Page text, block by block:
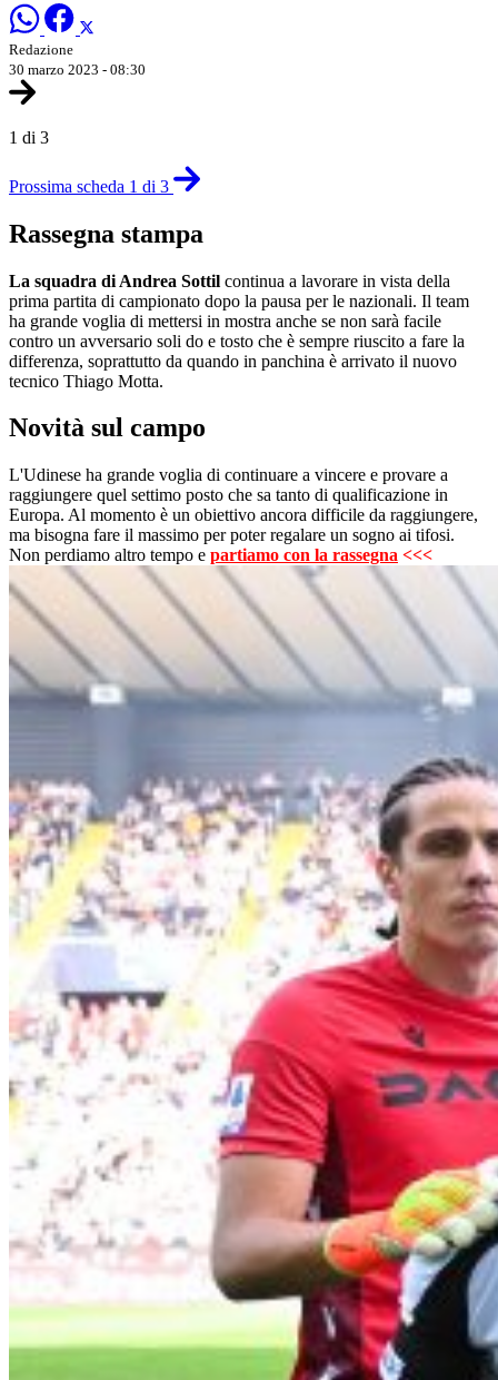
Redazione
30 marzo 2023 - 08:30
1 di 3
Prossima scheda 1 di 3
Rassegna stampa
La squadra di Andrea Sottil continua a lavorare in vista della
prima partita di campionato dopo la pausa per le nazionali. Il team
ha grande voglia di mettersi in mostra anche se non sarà facile
contro un avversario soli do e tosto che è sempre riuscito a fare la
differenza, soprattutto da quando in panchina è arrivato il nuovo
tecnico Thiago Motta.
Novità sul campo
L'Udinese ha grande voglia di continuare a vincere e provare a
raggiungere quel settimo posto che sa tanto di qualificazione in
Europa. Al momento è un obiettivo ancora difficile da raggiungere,
ma bisogna fare il massimo per poter regalare un sogno ai tifosi.
Non perdiamo altro tempo e partiamo con la rassegna <<<